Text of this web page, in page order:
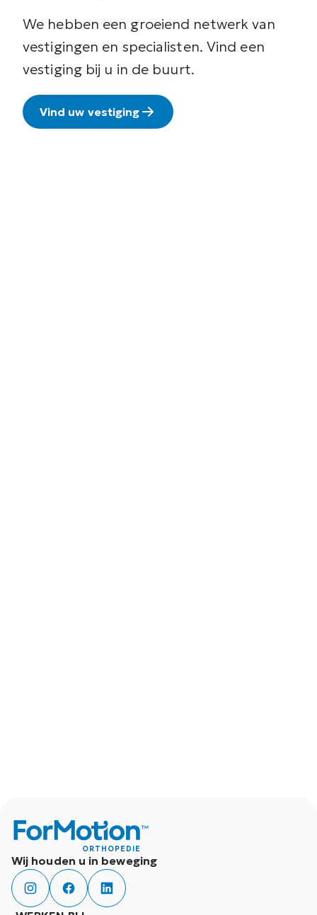
We hebben een groeiend netwerk van
vestigingen en specialisten. Vind een
vestiging bij u in de buurt.
Vind uw vestiging
ORTHOPEDIE
Wij houden u in beweging